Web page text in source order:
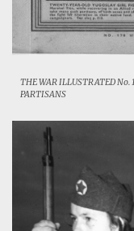
THE WAR ILLUSTRATED No.
PARTISANS